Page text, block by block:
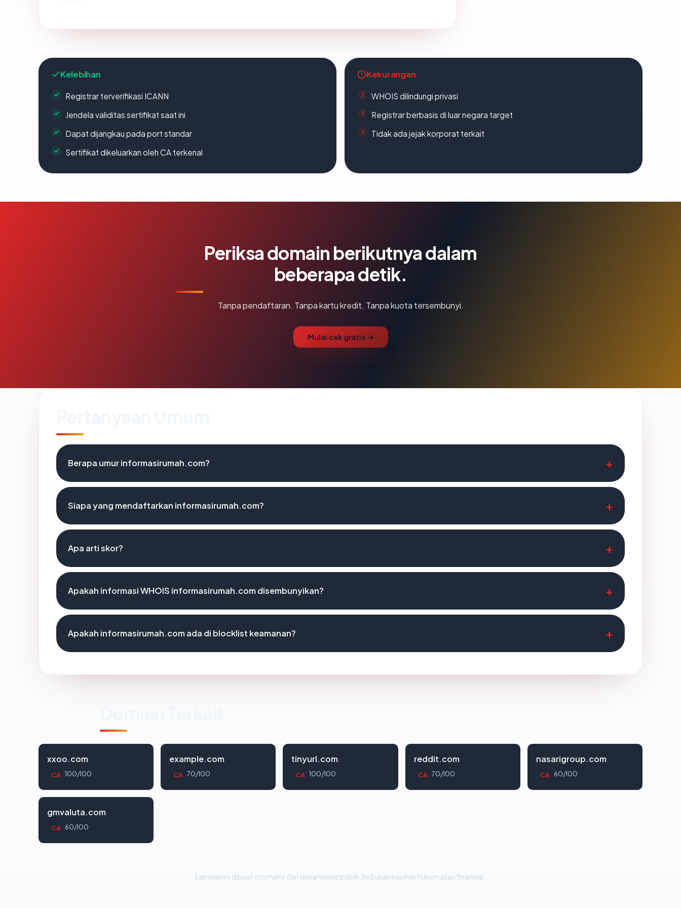
Kelebihan
Registrar terverifikasi ICANN
Jendela validitas sertifikat saat ini
Dapat dijangkau pada port standar
Sertifikat dikeluarkan oleh CA terkenal
Kekurangan
WHOIS dilindungi privasi
Registrar berbasis di luar negara target
Tidak ada jejak korporat terkait
Periksa domain berikutnya dalam
beberapa detik.
Tanpa pendaftaran. Tanpa kartu kredit. Tanpa kuota tersembunyi.
Mulai cek gratis →
Berapa umur informasirumah.com?
Siapa yang mendaftarkan informasirumah.com?
Apa arti skor?
Apakah informasi WHOIS informasirumah.com disembunyikan?
Apakah informasirumah.com ada di blocklist keamanan?
xxoo.com
CA 100/100
example.com
CA 70/100
tinyurl.com
CA 100/100
reddit.com
CA 70/100
nasarigroup.com
CA 60/100
gmvaluta.com
CA 60/100
Laporan ini dibuat otomatis dari sinyal teknis publik. Ini bukan nasihat hukum atau finansial.